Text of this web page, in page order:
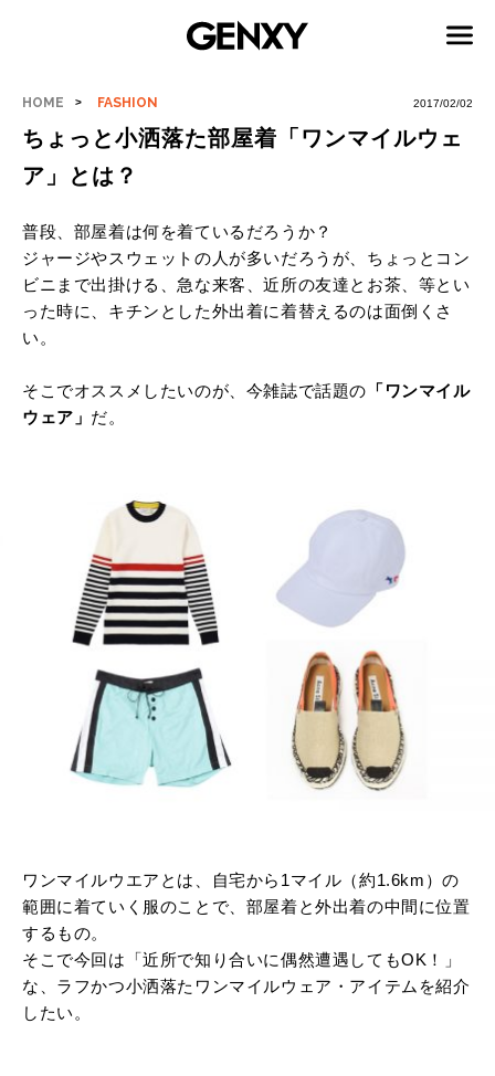
HOME FASHION 2017/02/02
ちょっと小洒落た部屋着「ワンマイルウェ
ア」とは？
普段、部屋着は何を着ているだろうか？
ジャージやスウェットの人が多いだろうが、ちょっとコン
ビニまで出掛ける、急な来客、近所の友達とお茶、等とい
った時に、キチンとした外出着に着替えるのは面倒くさ
い。
そこでオススメしたいのが、今雑誌で話題の 「ワンマイル
ウェア」 だ。
ワンマイルウエアとは、自宅から1マイル（約1.6km）の
範囲に着ていく服のことで、部屋着と外出着の中間に位置
するもの。
そこで今回は「近所で知り合いに偶然遭遇してもOK！」
な、ラフかつ小洒落たワンマイルウェア・アイテムを紹介
したい。